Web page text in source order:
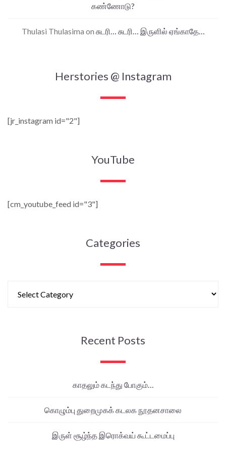
கண்ணோடு?
Thulasi Thulasima on சுடரி… சுடரி… இருளில் ஏங்காதே…
Herstories @ Instagram
[jr_instagram id="2"]
YouTube
[cm_youtube_feed id="3"]
Categories
Recent Posts
காதலும் கடந்து போகும்…
கொழும்பு துறைமுகக் கடலக நூதனசாலை
இருள் சூழ்ந்த இரொக்வய் கூட்டமைப்பு